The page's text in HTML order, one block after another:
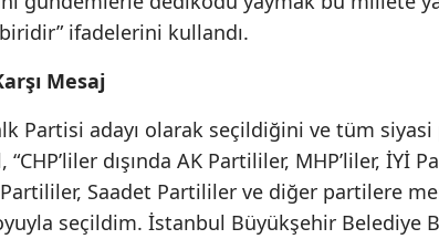
ifadelerini kullandı.
Mesaj
Partisi adayı olarak seçildiğini ve tüm siyasi
dışında AK Partililer, MHP’liler, İYİ
Saadet Partililer ve diğer partilere
seçildim. İstanbul Büyükşehir Belediye